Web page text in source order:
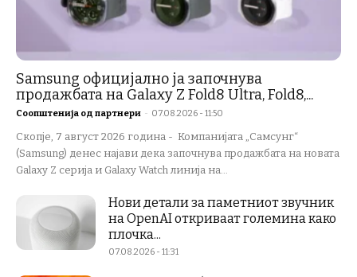
Samsung официјално ја започнува
продажбата на Galaxy Z Fold8 Ultra, Fold8,...
Соопштенија од партнери - 07.08.2026 - 11:50
Скопје, 7 август 2026 година - Компанијата „Самсунг“
(Samsung) денес најави дека започнува продажбата на новата
Galaxy Z серија и Galaxy Watch линија на...
Нови детали за паметниот звучник
на OpenAI откриваат големина како
плочка...
07.08.2026 - 11:31